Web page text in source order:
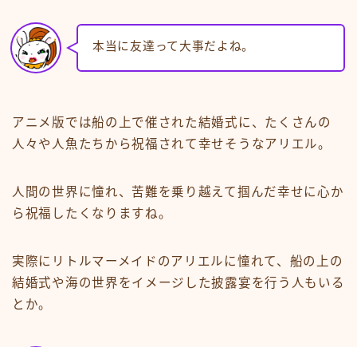
本当に友達って大事だよね。
アニメ版では船の上で催された結婚式に、たくさんの
人々や人魚たちから祝福されて幸せそうなアリエル。
人間の世界に憧れ、苦難を乗り越えて掴んだ幸せに心か
ら祝福したくなりますね。
実際にリトルマーメイドのアリエルに憧れて、船の上の
結婚式や海の世界をイメージした披露宴を行う人もいる
とか。